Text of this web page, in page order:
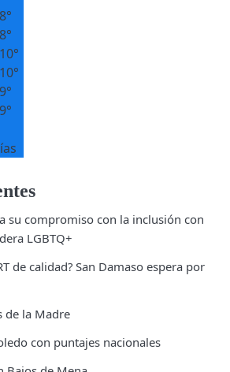
8°
8°
10°
10°
9°
9°
su compromiso con la inclusión con
LGBTQ+
de calidad? San Damaso espera por
de la Madre
con puntajes nacionales